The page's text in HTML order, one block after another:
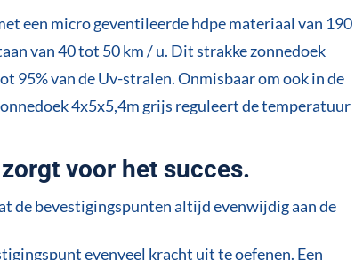
een micro geventileerde hdpe materiaal van 190
van 40 tot 50 km / u. Dit strakke zonnedoek
95% van de Uv-stralen. Onmisbaar om ook in de
4x5x5,4m grijs reguleert de temperatuur
voor het succes.
de bevestigingspunten altijd evenwijdig aan de
evenveel kracht uit te oefenen. Een